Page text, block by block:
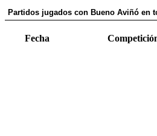
Partidos jugados con Bueno Aviñó en
Fecha